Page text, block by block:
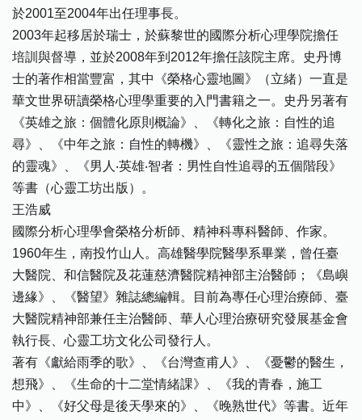
於2001至2004年出任理事長。
2003年起移居於瑞士，於蘇黎世的國際分析心理學院擔任
培訓與督導，並於2008年到2012年擔任該院主席。史丹博
士的著作相當豐富，其中《榮格心靈地圖》（立緒）一直是
華文世界研讀榮格心理學重要的入門書籍之一。史丹另著有
《英雄之旅：個體化原則概論》、《轉化之旅：自性的追
尋》、《中年之旅：自性的轉機》、《靈性之旅：追尋失落
的靈魂》、《男人‧英雄‧智者：男性自性追尋的五個階段》
等書（心靈工坊出版）。
王浩威
國際分析心理學會榮格分析師、精神科專科醫師、作家。
1960年生，南投竹山人。高雄醫學院醫學系畢業，曾任臺
大醫院、和信醫院及花蓮慈濟醫院精神部主治醫師；《島嶼
邊緣》、《醫望》雜誌總編輯。目前為專任心理治療師、臺
大醫院精神部兼任主治醫師、華人心理治療研究發展基金會
執行長、心靈工坊文化公司發行人。
著有《獻給雨季的歌》、《台灣查甫人》、《憂鬱的醫生，
想飛》、《生命的十二堂情緒課》、《我的青春，施工
中》、《好父母是後天學來的》、《晚熟世代》等書。近年